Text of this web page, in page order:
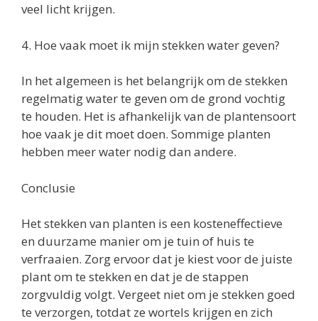
veel licht krijgen.
4. Hoe vaak moet ik mijn stekken water geven?
In het algemeen is het belangrijk om de stekken
regelmatig water te geven om de grond vochtig
te houden. Het is afhankelijk van de plantensoort
hoe vaak je dit moet doen. Sommige planten
hebben meer water nodig dan andere.
Conclusie
Het stekken van planten is een kosteneffectieve
en duurzame manier om je tuin of huis te
verfraaien. Zorg ervoor dat je kiest voor de juiste
plant om te stekken en dat je de stappen
zorgvuldig volgt. Vergeet niet om je stekken goed
te verzorgen, totdat ze wortels krijgen en zich